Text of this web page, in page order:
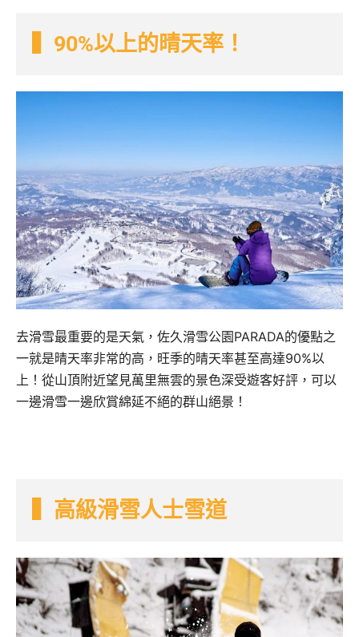
▍90%以上的晴天率！
去滑雪最重要的是天氣，佐久滑雪公園PARADA的優點之
一就是晴天率非常的高，旺季的晴天率甚至高達90%以
上！從山頂附近望見萬里無雲的景色深受遊客好評，可以
一邊滑雪一邊欣賞綿延不絕的群山絕景！
▍高級滑雪人士雪道